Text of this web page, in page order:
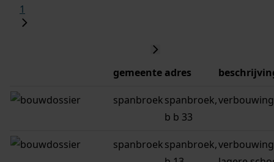
1
gemeente adres
spanbroekspanbroek,
b b 33
spanbroekspanbroek,